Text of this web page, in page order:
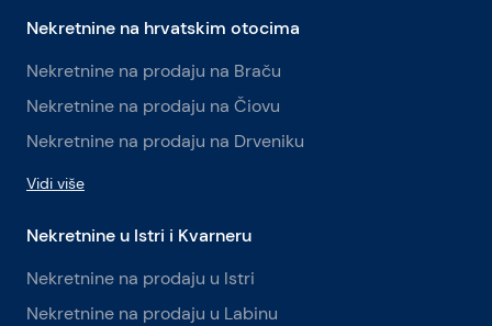
Nekretnine na hrvatskim otocima
Nekretnine na prodaju na Braču
Nekretnine na prodaju na Čiovu
Nekretnine na prodaju na Drveniku
Vidi više
Nekretnine u Istri i Kvarneru
Nekretnine na prodaju u Istri
Nekretnine na prodaju u Labinu